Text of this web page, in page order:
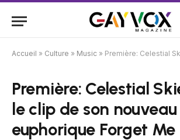
Accueil » Culture » Music » Première: Celestial Skies publie le clip de son
Première: Celestial
le clip de son
euphorique Forget Me